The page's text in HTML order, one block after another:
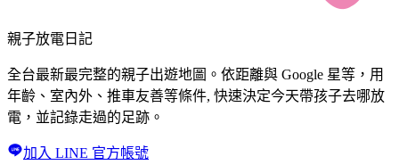
親子放電日記
全台最新最完整的親子出遊地圖。依距離與 Google 星等，用
年齡、室內外、推車友善等條件, 快速決定今天帶孩子去哪放
電，並記錄走過的足跡。
加入 LINE 官方帳號